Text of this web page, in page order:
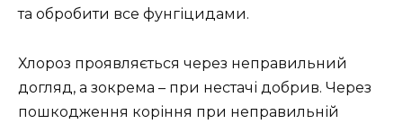
та обробити все фунгіцидами.
Хлороз проявляється через неправильний
догляд, а зокрема – при нестачі добрив. Через
пошкодження коріння при неправильній